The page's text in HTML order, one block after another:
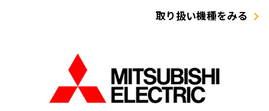
取り扱い機種をみる